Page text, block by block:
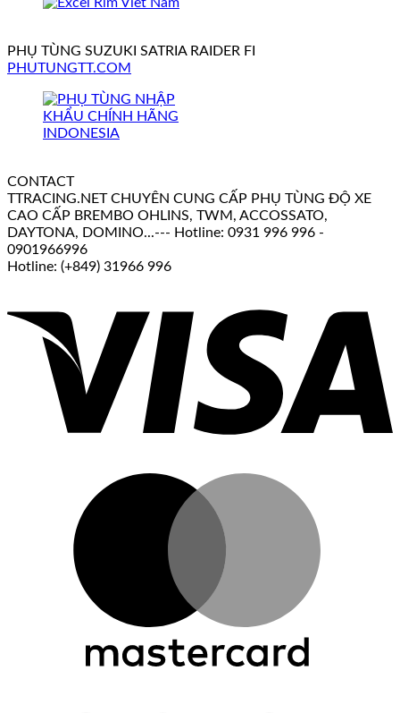
PHỤ TÙNG SUZUKI SATRIA RAIDER FI
PHUTUNGTT.COM
CONTACT
TTRACING.NET CHUYÊN CUNG CẤP PHỤ TÙNG ĐỘ XE
CAO CẤP BREMBO OHLINS, TWM, ACCOSSATO,
DAYTONA, DOMINO...--- Hotline: 0931 996 996 -
0901966996
Hotline: (+849) 31966 996